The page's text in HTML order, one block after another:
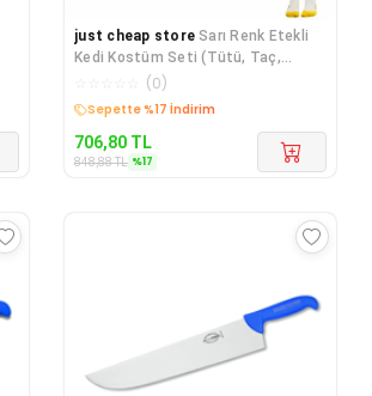
just cheap store Sarı Renk Etekli
Kedi Kostüm Seti (Tütü, Taç,
Papyon, Kuyruk)
(0)
Kargo Bedava
706,80 TL
848,88TL %17